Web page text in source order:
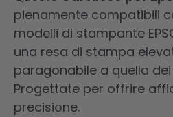
pienamente compatibili
modelli di stampante
una resa di stampa
paragonabile a quella
Progettate per offrire
precisione.